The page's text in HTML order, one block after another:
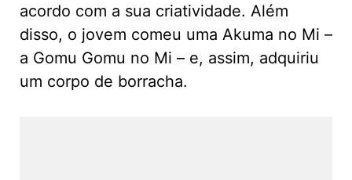
acordo com a sua criatividade. Além
disso, o jovem comeu uma Akuma no Mi –
a Gomu Gomu no Mi – e, assim, adquiriu
um corpo de borracha.